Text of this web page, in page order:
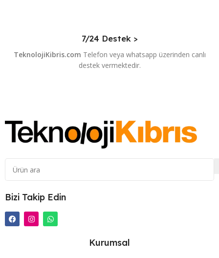
7/24 Destek >
TeknolojiKibris.com Telefon veya whatsapp üzerinden canlı
destek vermektedir.
Bizi Takip Edin
Kurumsal